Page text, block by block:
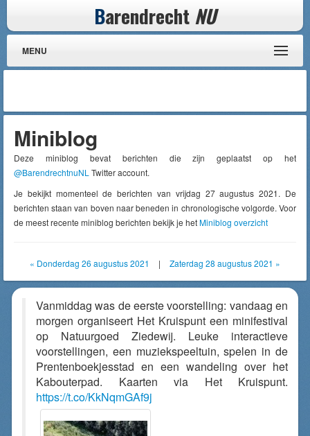
Barendrecht NU
MENU
Miniblog
Deze miniblog bevat berichten die zijn geplaatst op het
@BarendrechtnuNL Twitter account.
Je bekijkt momenteel de berichten van vrijdag 27 augustus 2021. De
berichten staan van boven naar beneden in chronologische volgorde. Voor
de meest recente miniblog berichten bekijk je hetMiniblog overzicht
« Donderdag 26 augustus 2021 | Zaterdag 28 augustus 2021 »
Vanmiddag was de eerste voorstelling: vandaag en
morgen organiseert Het Kruispunt een minifestival
op Natuurgoed Ziedewij. Leuke interactieve
voorstellingen, een muziekspeeltuin, spelen in de
Prentenboekjesstad en een wandeling over het
Kabouterpad. Kaarten via Het Kruispunt.
https://t.co/KkNqmGAf9j